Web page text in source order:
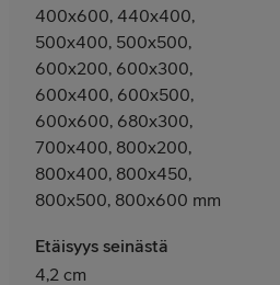
400x600, 440x400,
500x400, 500x500,
600x200, 600x300,
600x400, 600x500,
600x600, 680x300,
700x400, 800x200,
800x400, 800x450,
800x500, 800x600 mm
Etäisyys seinästä
4,2 cm